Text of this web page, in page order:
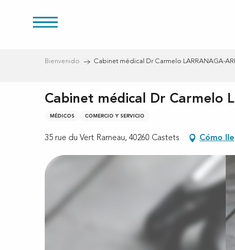
Bienvenido Cabinet médical Dr Carmelo LARRANAGA-
Cabinet médical Dr Carmelo
MÉDICOS COMERCIO Y SERVICIO
35 rue du Vert Rameau, 40260 Castets Cómo